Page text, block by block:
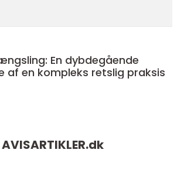
En dybdegående
af en kompleks retslig praksis
AVISARTIKLER.dk